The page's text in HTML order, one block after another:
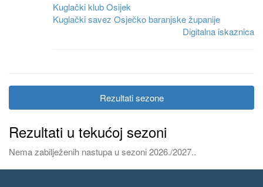
Kuglački klub Osijek
Kuglački savez Osječko baranjske županije
Digitalna iskaznica
Rezultati sezone
Rezultati u tekućoj sezoni
Nema zabilježenih nastupa u sezoni 2026./2027..